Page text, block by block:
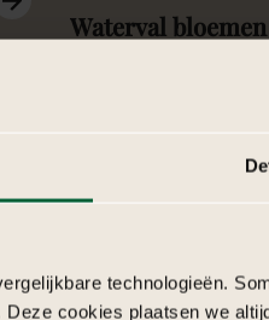
technologieën.
Deze cookies plaatsen we
Waterval bloemen